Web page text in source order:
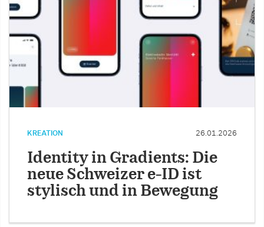
KREATION 26.01.2026
Identity in Gradients: Die
neue Schweizer e-ID ist
stylisch und in Bewegung